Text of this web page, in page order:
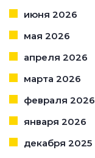
июня 2026
мая 2026
апреля 2026
марта 2026
февраля 2026
января 2026
декабря 2025